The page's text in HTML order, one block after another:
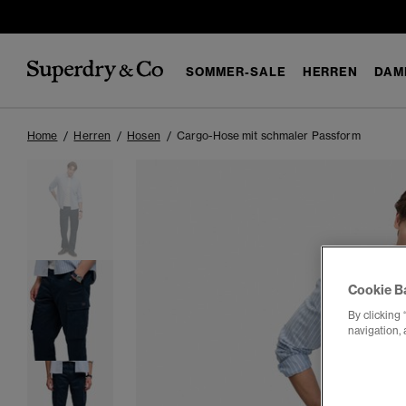
SOMMER-SALE HERREN
Home Herren Hosen Cargo-Hose mit schmaler Passform
Cookie
By clicking
navigation,